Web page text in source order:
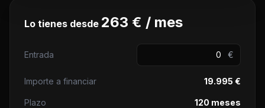
Lo tienes desde 263 € / mes
Entrada €
Importe a financiar 19.995 €
Plazo 120 meses